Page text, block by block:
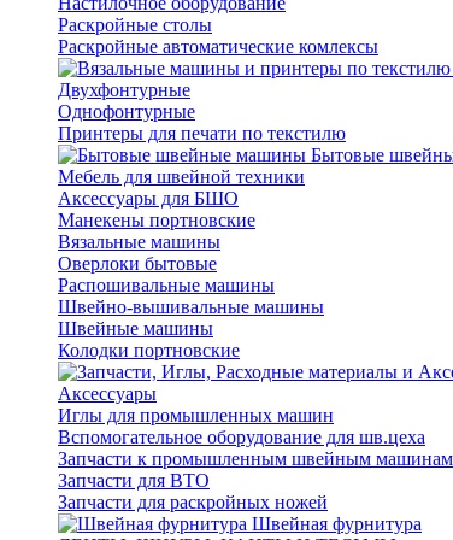
Раскройные столы
Раскройные автоматические комлексы
Двухфонтурные
Однофонтурные
Принтеры для печати по текстилю
Бытовые
Мебель для швейной техники
Аксессуары для БШО
Манекены портновские
Вязальные машины
Оверлоки бытовые
Распошивальные машины
Швейно-вышивальные машины
Швейные машины
Колодки портновские
Аксессуары
Иглы для промышленных машин
Вспомогательное оборудование для шв.цеха
Запчасти к промышленным швейным машинам
Запчасти для ВТО
Запчасти для раскройных ножей
Швейная фурнитура